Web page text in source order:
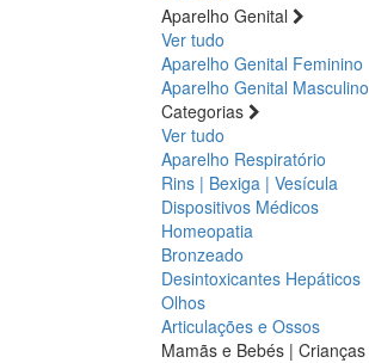
Aparelho Genital
Ver tudo
Aparelho Genital Feminino
Aparelho Genital Masculino
Categorias
Ver tudo
Aparelho Respiratório
Rins | Bexiga | Vesícula
Dispositivos Médicos
Homeopatia
Bronzeado
Desintoxicantes Hepáticos
Olhos
Articulações e Ossos
Mamãs e Bebés | Crianças